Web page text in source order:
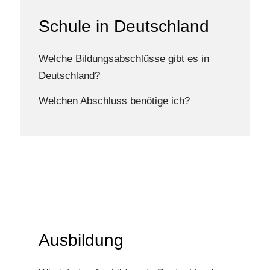
Schule in Deutschland
Welche Bildungsabschlüsse gibt es in
Deutschland?
Welchen Abschluss benötige ich?
Ausbildung